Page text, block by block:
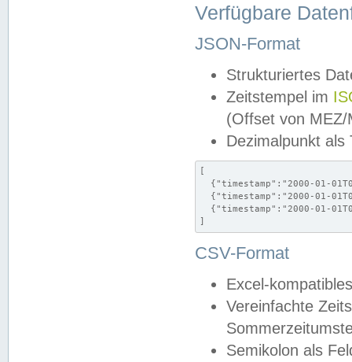
Verfügbare
JSON-Format
Strukturiertes
Zeitstempel im
(Offset von MEZ/
Dezimalpunkt als
[
{"timestamp":"2000-01-
{"timestamp":"2000-01-
{"timestamp":"2000-01-
]
CSV-Format
Excel-
Vereinfachte
Semikolon als